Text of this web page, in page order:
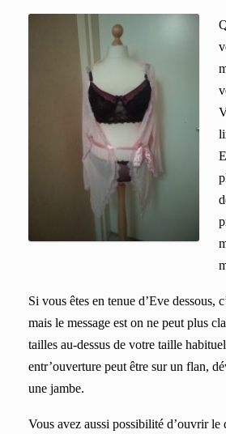
Si vous êtes en tenue d’Eve dessous,
mais le message est on ne peut plus
tailles au-dessus de votre taille
entr’ouverture peut être sur un flan,
une jambe.
Vous avez aussi possibilité d’ouvrir le